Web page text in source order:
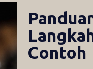
Contoh